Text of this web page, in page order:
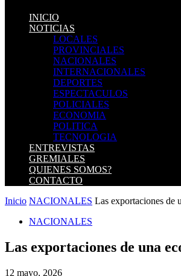
INICIO
NOTICIAS
LOCALES
PROVINCIALES
NACIONALES
INTERNACIONALES
DEPORTES
ESPECTACULOS
POLICIALES
ECONOMIA
POLITICA
TECNOLOGIA
ENTREVISTAS
GREMIALES
QUIENES SOMOS?
CONTACTO
Inicio NACIONALES Las exportaciones de
NACIONALES
Las exportaciones de una
12 mayo, 2026